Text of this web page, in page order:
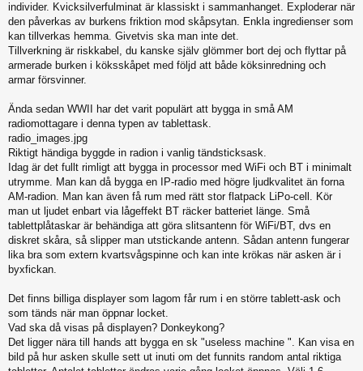
individer. Kvicksilverfulminat är klassiskt i sammanhanget. Exploderar när
den påverkas av burkens friktion mod skåpsytan. Enkla ingredienser som
kan tillverkas hemma. Givetvis ska man inte det.
Tillverkning är riskkabel, du kanske själv glömmer bort dej och flyttar på
armerade burken i köksskåpet med följd att både köksinredning och
armar försvinner.
Ända sedan WWII har det varit populärt att bygga in små AM
radiomottagare i denna typen av tablettask.
radio_images.jpg
Riktigt händiga byggde in radion i vanlig tändsticksask.
Idag är det fullt rimligt att bygga in processor med WiFi och BT i minimalt
utrymme. Man kan då bygga en IP-radio med högre ljudkvalitet än forna
AM-radion. Man kan även få rum med rätt stor flatpack LiPo-cell. Kör
man ut ljudet enbart via lågeffekt BT räcker batteriet länge. Små
tablettplåtaskar är behändiga att göra slitsantenn för WiFi/BT, dvs en
diskret skåra, så slipper man utstickande antenn. Sådan antenn fungerar
lika bra som extern kvartsvågspinne och kan inte krökas när asken är i
byxfickan.
Det finns billiga displayer som lagom får rum i en större tablett-ask och
som tänds när man öppnar locket.
Vad ska då visas på displayen? Donkeykong?
Det ligger nära till hands att bygga en sk "useless machine ". Kan visa en
bild på hur asken skulle sett ut inuti om det funnits random antal riktiga